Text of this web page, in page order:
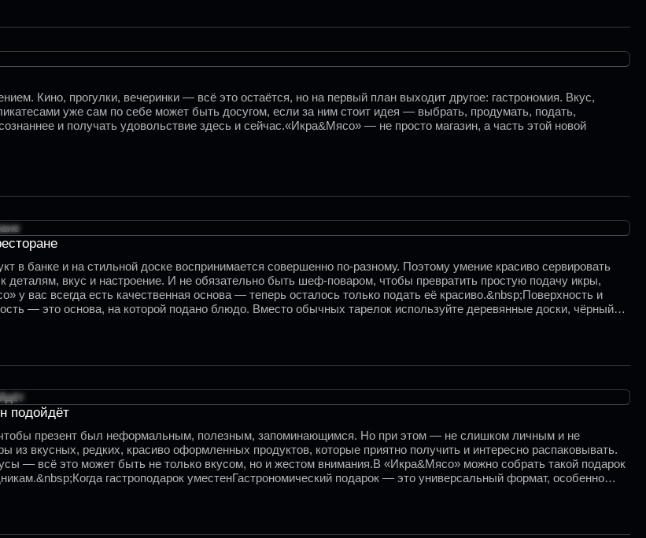
Кино, прогулки, вечеринки — всё это остаётся, но на первый план выходит другое: гастрономия. Вкус,
уже сам по себе может быть досугом, если за ним стоит идея — выбрать, продумать, подать,
и получать удовольствие здесь и сейчас.«Икра&Мясо» — не просто магазин, а часть этой новой
в банке и на стильной доске воспринимается совершенно по-разному. Поэтому умение красиво сервировать
вкус и настроение. И не обязательно быть шеф-поваром, чтобы превратить простую подачу икры,
вас всегда есть качественная основа — теперь осталось только подать её красиво.&nbsp;Поверхность и
— это основа, на которой подано блюдо. Вместо обычных тарелок используйте деревянные доски, чёрный
подойдёт
презент был неформальным, полезным, запоминающимся. Но при этом — не слишком личным и не
вкусных, редких, красиво оформленных продуктов, которые приятно получить и интересно распаковывать.
— всё это может быть не только вкусом, но и жестом внимания.В «Икра&Мясо» можно собрать такой подарок
гастроподарок уместенГастрономический подарок — это универсальный формат, особенно